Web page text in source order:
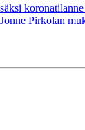
Pirkolan